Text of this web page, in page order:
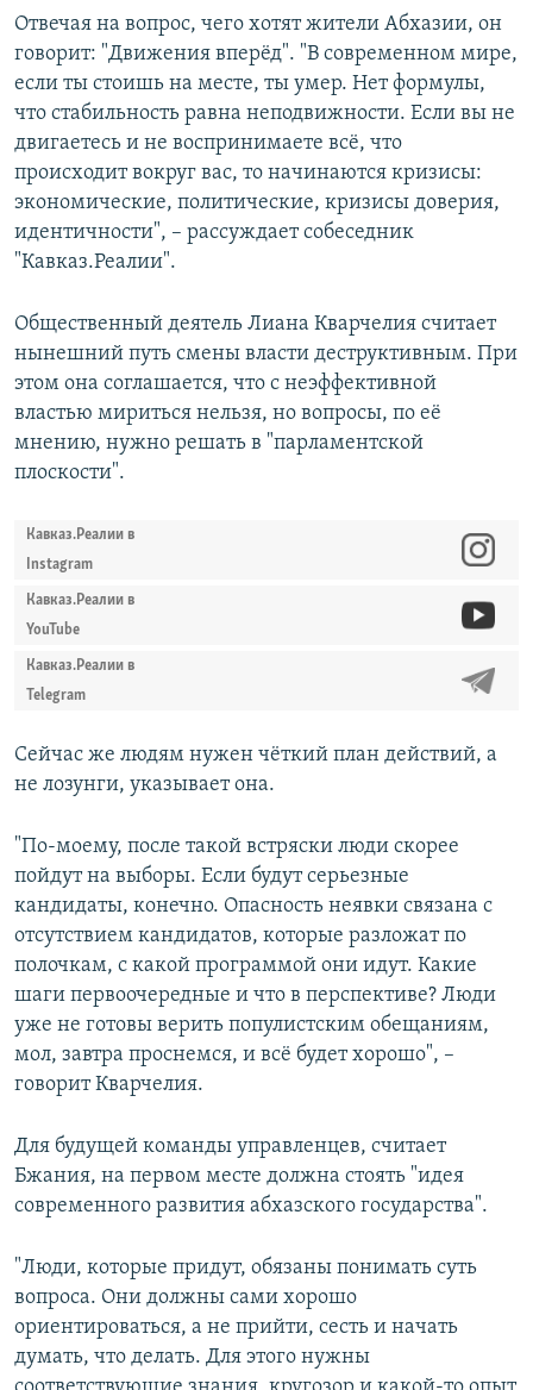
Отвечая на вопрос, чего хотят жители Абхазии, он
говорит: "Движения вперёд". "В современном мире,
если ты стоишь на месте, ты умер. Нет формулы,
что стабильность равна неподвижности. Если вы не
двигаетесь и не воспринимаете всё, что
происходит вокруг вас, то начинаются кризисы:
экономические, политические, кризисы доверия,
идентичности", – рассуждает собеседник
"Кавказ.Реалии".
Общественный деятель Лиана Кварчелия считает
нынешний путь смены власти деструктивным. При
этом она соглашается, что с неэффективной
властью мириться нельзя, но вопросы, по её
мнению, нужно решать в "парламентской
плоскости".
Кавказ.Реалии в
Instagram
Кавказ.Реалии в
YouTube
Кавказ.Реалии в
Telegram
Сейчас же людям нужен чёткий план действий, а
не лозунги, указывает она.
"По-моему, после такой встряски люди скорее
пойдут на выборы. Если будут серьезные
кандидаты, конечно. Опасность неявки связана с
отсутствием кандидатов, которые разложат по
полочкам, с какой программой они идут. Какие
шаги первоочередные и что в перспективе? Люди
уже не готовы верить популистским обещаниям,
мол, завтра проснемся, и всё будет хорошо", –
говорит Кварчелия.
Для будущей команды управленцев, считает
Бжания, на первом месте должна стоять "идея
современного развития абхазского государства".
"Люди, которые придут, обязаны понимать суть
вопроса. Они должны сами хорошо
ориентироваться, а не прийти, сесть и начать
думать, что делать. Для этого нужны